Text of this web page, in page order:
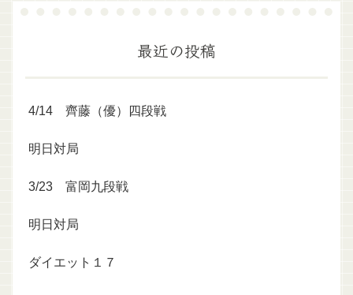
最近の投稿
4/14 齊藤（優）四段戦
明日対局
3/23 富岡九段戦
明日対局
ダイエット１７